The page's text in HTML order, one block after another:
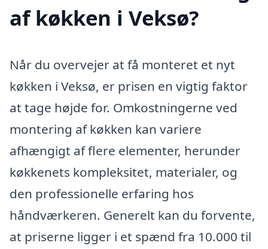
af køkken i Veksø?
Når du overvejer at få monteret et nyt
køkken i Veksø, er prisen en vigtig faktor
at tage højde for. Omkostningerne ved
montering af køkken kan variere
afhængigt af flere elementer, herunder
køkkenets kompleksitet, materialer, og
den professionelle erfaring hos
håndværkeren. Generelt kan du forvente,
at priserne ligger i et spænd fra 10.000 til